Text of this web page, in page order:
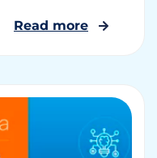
Read more